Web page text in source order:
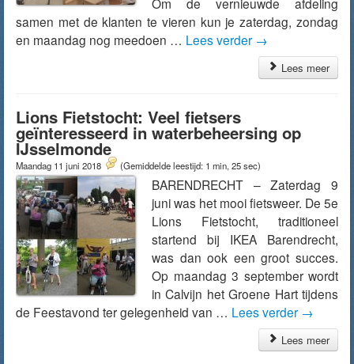
samen met de klanten te vieren kun je zaterdag, zondag
en maandag nog meedoen … Lees verder →
Lees meer
Lions Fietstocht: Veel fietsers
geïnteresseerd in waterbeheersing op
IJsselmonde
Maandag 11 juni 2018 (Gemiddelde leestijd: 1 min, 25 sec)
BARENDRECHT – Zaterdag 9
juni was het mooi fietsweer. De 5e
Lions Fietstocht, traditioneel
startend bij IKEA Barendrecht,
was dan ook een groot succes.
Op maandag 3 september wordt
in Calvijn het Groene Hart tijdens
de Feestavond ter gelegenheid van … Lees verder →
Lees meer